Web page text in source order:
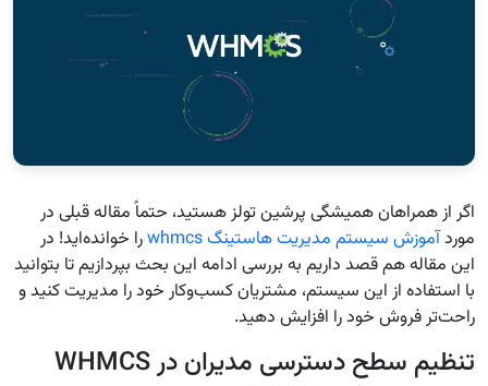
اگر از همراهان همیشگی پرشین تولز هستید، حتماً مقاله قبلی در
موردآموزش سیستم مدیریت هاستینگ whmcs
را خوانده‌اید! در
این مقاله هم قصد داریم به بررسی ادامه این بحث بپردازیم تا بتوانید
با استفاده از این سیستم، مشتریان کسب‌وکار خود را مدیریت کنید و
راحت‌تر فروش خود را افزایش دهید.
تنظیم سطح دسترسی مدیران در WHMCS